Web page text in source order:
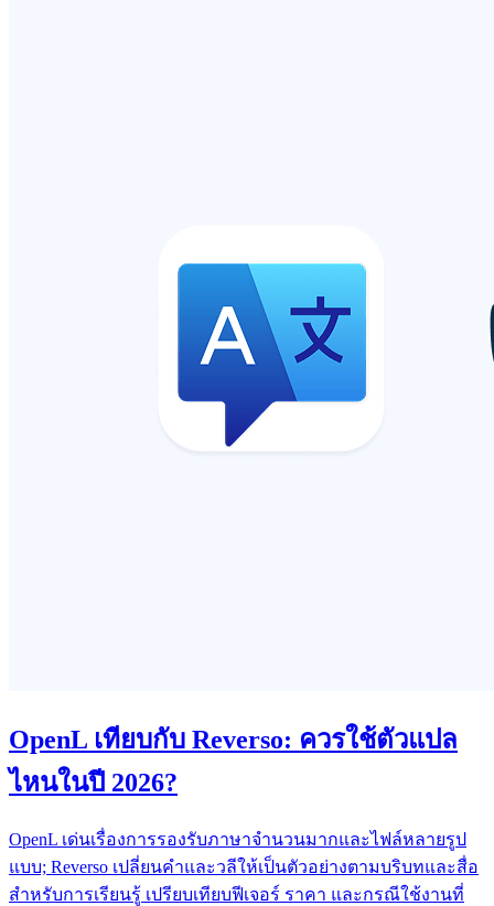
OpenL เทียบกับ Reverso: ควรใช้ตัวแปล
ไหนในปี 2026?
OpenL เด่นเรื่องการรองรับภาษาจำนวนมากและไฟล์หลายรูป
แบบ; Reverso เปลี่ยนคำและวลีให้เป็นตัวอย่างตามบริบทและสื่อ
สำหรับการเรียนรู้ เปรียบเทียบฟีเจอร์ ราคา และกรณีใช้งานที่